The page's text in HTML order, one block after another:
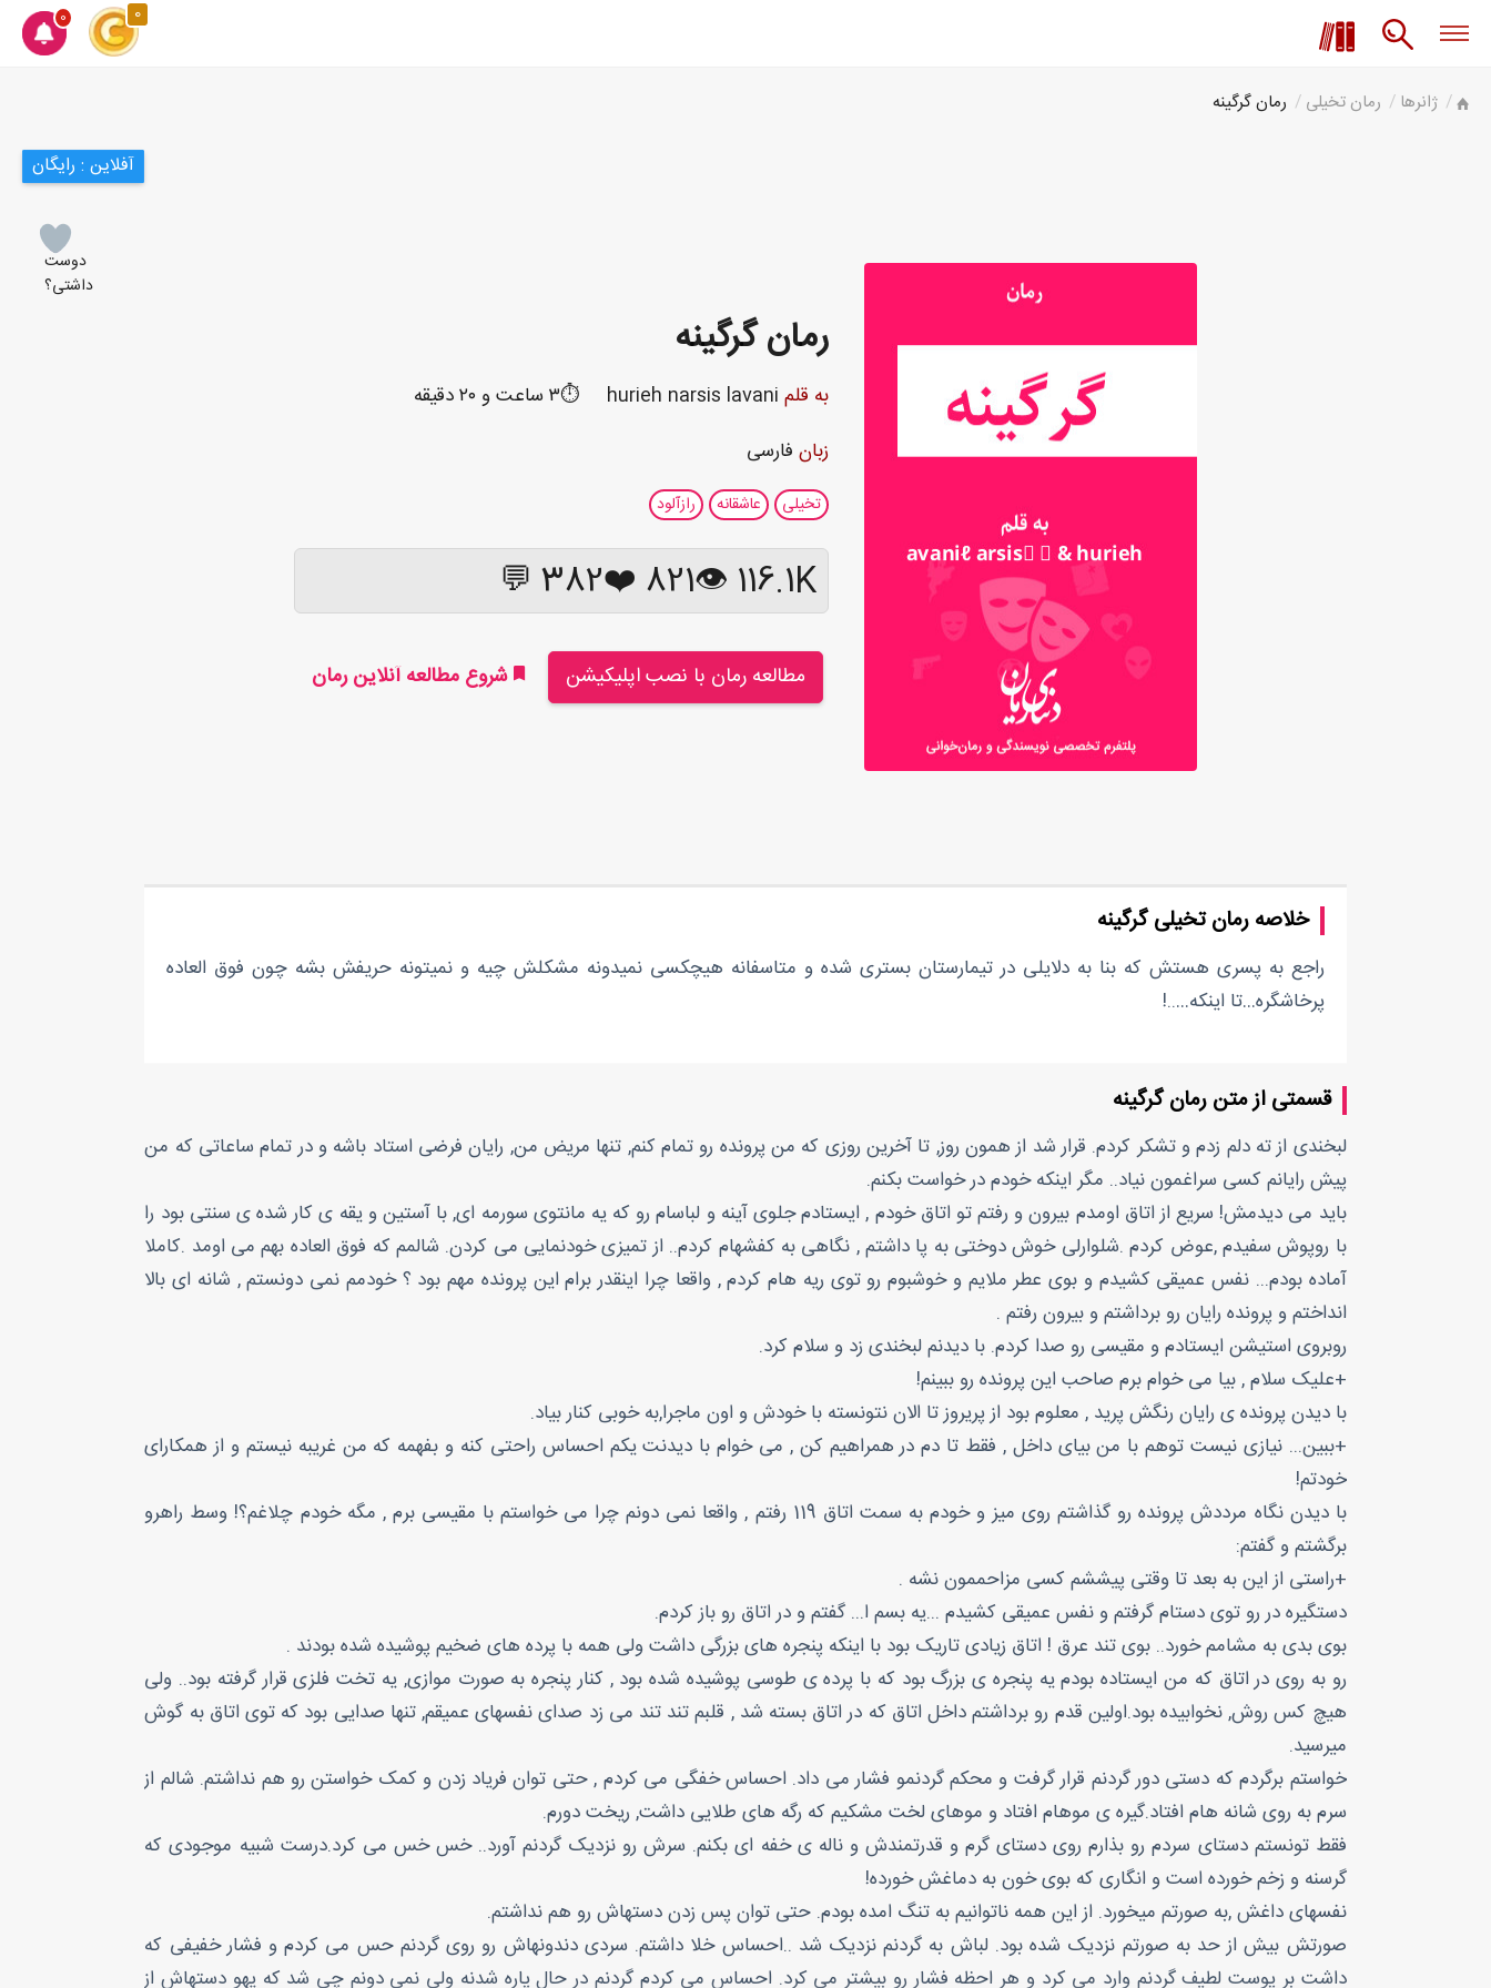
0 0
ژانرها رمان تخیلی رمان گرگینه
آفلاین : رایگان
دوست
داشتی؟
رمان گرگینه
به قلم hurieh narsis lavani
⏱️۳ ساعت و ۲۰ دقیقه
زبان فارسی
تخیلی عاشقانه رازآلود
116.1K 👁
821
❤️
382 💬
مطالعه رمان با نصب اپلیکیشن شروع مطالعه آنلاین رمان
خلاصه رمان تخیلی گرگینه
راجع به پسری هستش که بنا به دلایلی در تیمارستان بستری شده و متاسفانه هیچکسی نمیدونه مشکلش چیه و نمیتونه حریفش بشه چون فوق العاده
پرخاشگره…تا اینکه…..!
قسمتی از متن رمان گرگینه
لبخندی از ته دلم زدم و تشکر کردم. قرار شد از همون روز, تا آخرین روزی که من پرونده رو تمام کنم, تنها مریض من, رایان فرضی استاد باشه و در تمام ساعاتی که من
پیش رایانم کسی سراغمون نیاد.. مگر اینکه خودم در خواست بکنم.
باید می دیدمش! سریع از اتاق اومدم بیرون و رفتم تو اتاق خودم , ایستادم جلوی آینه و لباسام رو که یه مانتوی سورمه ای, با آستین و یقه ی کار شده ی سنتی بود را
با روپوش سفیدم ,عوض کردم .شلوارلی خوش دوختی به پا داشتم , نگاهی به کفشهام کردم.. از تمیزی خودنمایی می کردن. شالمم که فوق العاده بهم می اومد .کاملا
آماده بودم... نفس عمیقی کشیدم و بوی عطر ملایم و خوشبوم رو توی ریه هام کردم , واقعا چرا اینقدر برام این پرونده مهم بود ؟ خودمم نمی دونستم , شانه ای بالا
انداختم و پرونده رایان رو برداشتم و بیرون رفتم .
روبروی استیشن ایستادم و مقیسی رو صدا کردم. با دیدنم لبخندی زد و سلام کرد.
+علیک سلام , بیا می خوام برم صاحب این پرونده رو ببینم!
با دیدن پرونده ی رایان رنگش پرید , معلوم بود از پریروز تا الان نتونسته با خودش و اون ماجرا,به خوبی کنار بیاد.
+ببین... نیازی نیست توهم با من بیای داخل , فقط تا دم در همراهیم کن , می خوام با دیدنت یکم احساس راحتی کنه و بفهمه که من غریبه نیستم و از همکارای
خودتم!
با دیدن نگاه مرددش پرونده رو گذاشتم روی میز و خودم به سمت اتاق 119 رفتم , واقعا نمی دونم چرا می خواستم با مقیسی برم , مگه خودم چلاغم؟! وسط راهرو
برگشتم و گفتم:
+راستی از این به بعد تا وقتی پیششم کسی مزاحممون نشه .
دستگیره در رو توی دستام گرفتم و نفس عمیقی کشیدم ...یه بسم ا... گفتم و در اتاق رو باز کردم.
بوی بدی به مشامم خورد.. بوی تند عرق ! اتاق زیادی تاریک بود با اینکه پنجره های بزرگی داشت ولی همه با پرده های ضخیم پوشیده شده بودند .
رو به روی در اتاق که من ایستاده بودم یه پنجره ی بزرگ بود که با پرده ی طوسی پوشیده شده بود , کنار پنجره به صورت موازی, یه تخت فلزی قرار گرفته بود.. ولی
هیچ کس روش, نخوابیده بود.اولین قدم رو برداشتم داخل اتاق که در اتاق بسته شد , قلبم تند تند می زد صدای نفسهای عمیقم, تنها صدایی بود که توی اتاق به گوش
میرسید.
خواستم برگردم که دستی دور گردنم قرار گرفت و محکم گردنمو فشار می داد. احساس خفگی می کردم , حتی توان فریاد زدن و کمک خواستن رو هم نداشتم. شالم از
سرم به روی شانه هام افتاد.گیره ی موهام افتاد و موهای لخت مشکیم که رگه های طلایی داشت, ریخت دورم.
فقط تونستم دستای سردم رو بذارم روی دستای گرم و قدرتمندش و ناله ی خفه ای بکنم. سرش رو نزدیک گردنم آورد.. خس خس می کرد.درست شبیه موجودی که
گرسنه و زخم خورده است و انگاری که بوی خون به دماغش خورده!
نفسهای داغش ,به صورتم میخورد. از این همه ناتوانیم به تنگ امده بودم. حتی توان پس زدن دستهاش رو هم نداشتم.
صورتش بیش از حد به صورتم نزدیک شده بود. لباش به گردنم نزدیک شد ..احساس خلا داشتم. سردی دندونهاش رو روی گردنم حس می کردم و فشار خفیفی که
داشت بر پوست لطیف گردنم وارد می کرد و هر احظه فشار رو بیشتر می کرد. احساس می کردم گردنم در حال پاره شدنه ولی نمی دونم چی شد که یهو دستهاش از